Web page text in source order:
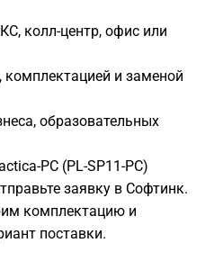
колл-центр, офис или
и заменой
образовательных
PC (PL-SP11-PC)
заявку в Софтинк.
комплектацию и
поставки.